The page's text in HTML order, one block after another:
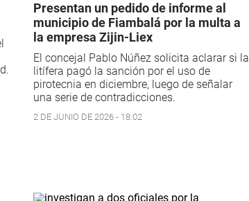
Presentan un pedido de informe al
municipio de Fiambalá por la multa a
la empresa Zijin-Liex
El concejal Pablo Núñez solicita aclarar si la
litífera pagó la sanción por el uso de
pirotecnia en diciembre, luego de señalar
una serie de contradicciones.
2 DE JUNIO DE 2026 - 18:02